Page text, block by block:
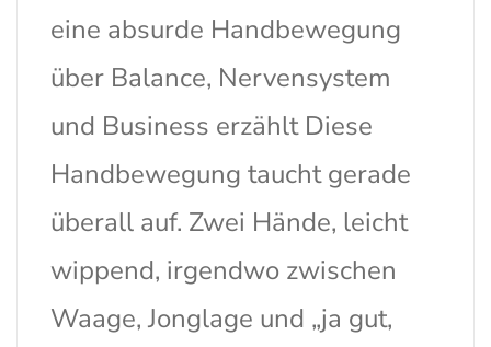
eine absurde Handbewegung
über Balance, Nervensystem
und Business erzählt Diese
Handbewegung taucht gerade
überall auf. Zwei Hände, leicht
wippend, irgendwo zwischen
Waage, Jonglage und „ja gut,